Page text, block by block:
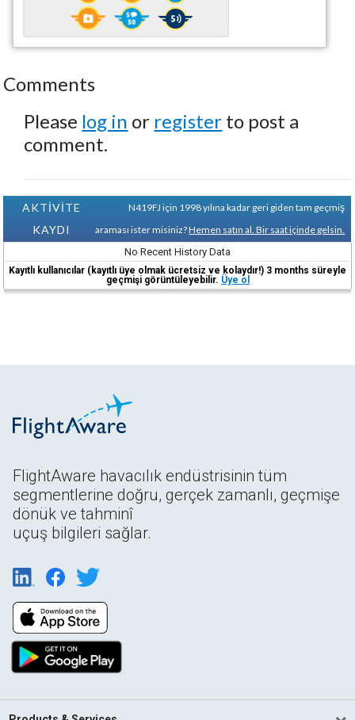
Comments
Please log in or register to post a
comment.
AKTİVİTE
KAYDI
N419FJ için 1998 yılına kadar geri giden tam geçmiş
araması ister misiniz?Hemen satın al. Bir saat içinde gelsin.
No Recent History Data
Kayıtlı kullanıcılar (kayıtlı üye olmak ücretsiz ve kolaydır!) 3 months süreyle
geçmişi görüntüleyebilir. Üye ol
FlightAware havacılık endüstrisinin tüm
segmentlerine doğru, gerçek zamanlı, geçmişe
dönük ve tahminî
uçuş bilgileri sağlar.